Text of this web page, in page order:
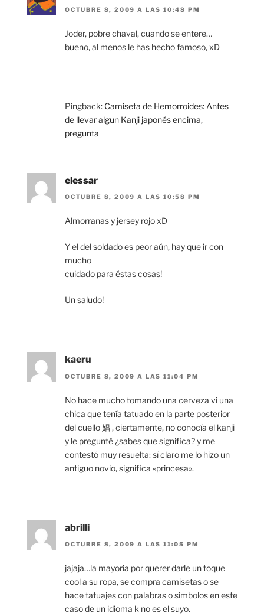
OCTUBRE 8, 2009 A LAS 10:48 PM
Joder, pobre chaval, cuando se entere…
bueno, al menos le has hecho famoso, xD
Pingback: Camiseta de Hemorroides: Antes
de llevar algun Kanji japonés encima,
pregunta
elessar
OCTUBRE 8, 2009 A LAS 10:58 PM
Almorranas y jersey rojo xD
Y el del soldado es peor aún, hay que ir con
mucho
cuidado para éstas cosas!
Un saludo!
kaeru
OCTUBRE 8, 2009 A LAS 11:04 PM
No hace mucho tomando una cerveza vi una
chica que tenía tatuado en la parte posterior
del cuello 娼 , ciertamente, no conocía el kanji
y le pregunté ¿sabes que significa? y me
contestó muy resuelta: sí claro me lo hizo un
antiguo novio, significa «princesa».
abrilli
OCTUBRE 8, 2009 A LAS 11:05 PM
jajaja…la mayoria por querer darle un toque
cool a su ropa, se compra camisetas o se
hace tatuajes con palabras o simbolos en este
caso de un idioma k no es el suyo.